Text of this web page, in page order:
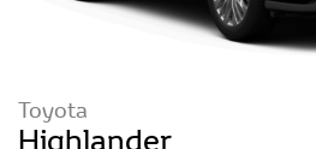
Toyota
Highlander